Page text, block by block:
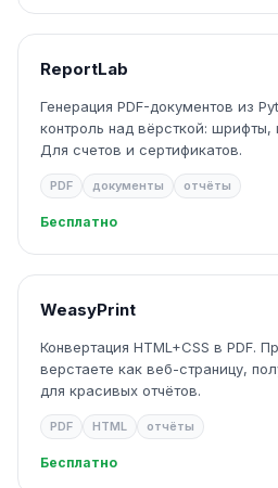
ReportLab
Генерация PDF-документов из
контроль над вёрсткой:
Для счетов и сертификатов.
PDF документы отчёты
Бесплатно
WeasyPrint
Конвертация HTML+CSS в PDF.
верстаете как веб-страницу,
для красивых отчётов.
PDF HTML отчёты
Бесплатно